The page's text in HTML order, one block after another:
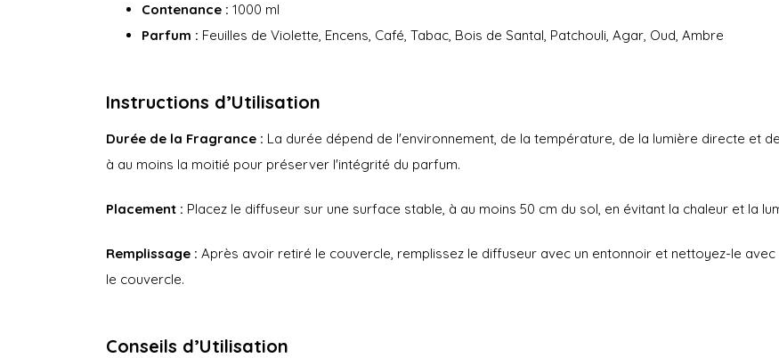
Contenance : 1000 ml
Parfum : Feuilles de Violette, Encens, Café, Tabac, Bois de Santal, Patchouli, Agar, Oud, Ambre
Instructions d’Utilisation
Durée de la Fragrance : La durée dépend de l'environnement, de la température, de la lumière directe et
à au moins la moitié pour préserver l'intégrité du parfum.
Placement : Placez le diffuseur sur une surface stable, à au moins 50 cm du sol, en évitant la chaleur et la
Remplissage : Après avoir retiré le couvercle, remplissez le diffuseur avec un entonnoir et nettoyez-le
le couvercle.
Conseils d’Utilisation